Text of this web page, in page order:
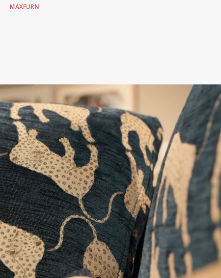
MAXFURN